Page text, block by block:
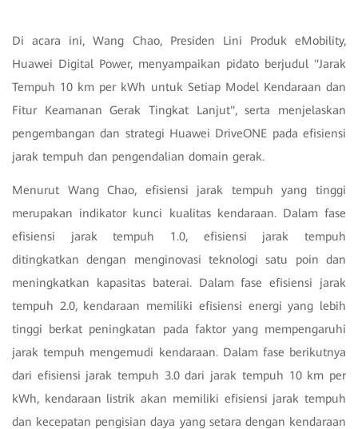
Di acara ini, Wang Chao, Presiden Lini Produk eMobility,
Huawei Digital Power, menyampaikan pidato berjudul "Jarak
Tempuh 10 km per kWh untuk Setiap Model Kendaraan dan
Fitur Keamanan Gerak Tingkat Lanjut", serta menjelaskan
pengembangan dan strategi Huawei DriveONE pada efisiensi
jarak tempuh dan pengendalian domain gerak.
Menurut Wang Chao, efisiensi jarak tempuh yang tinggi
merupakan indikator kunci kualitas kendaraan. Dalam fase
efisiensi jarak tempuh 1.0, efisiensi jarak tempuh
ditingkatkan dengan menginovasi teknologi satu poin dan
meningkatkan kapasitas baterai. Dalam fase efisiensi jarak
tempuh 2.0, kendaraan memiliki efisiensi energi yang lebih
tinggi berkat peningkatan pada faktor yang mempengaruhi
jarak tempuh mengemudi kendaraan. Dalam fase berikutnya
dari efisiensi jarak tempuh 3.0 dari jarak tempuh 10 km per
kWh, kendaraan listrik akan memiliki efisiensi jarak tempuh
dan kecepatan pengisian daya yang setara dengan kendaraan